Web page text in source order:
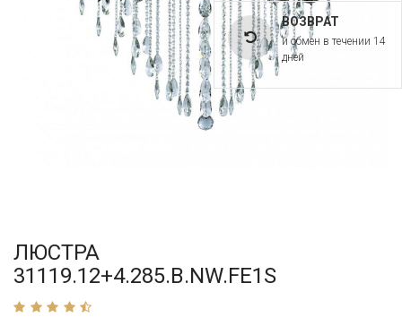
ЛЮСТРА
31119.12+4.285.B.NW.FE1S
ВОЗВРАТ
и обмен в течении 14
дней